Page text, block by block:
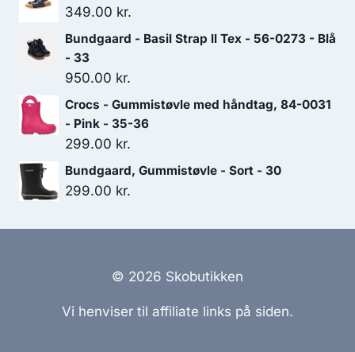
349.00 kr.
Bundgaard - Basil Strap ll Tex - 56-0273 - Blå
- 33
950.00 kr.
Crocs - Gummistøvle med håndtag, 84-0031
- Pink - 35-36
299.00 kr.
Bundgaard, Gummistøvle - Sort - 30
299.00 kr.
© 2026 Skobutikken
Vi henviser til affiliate links på siden.